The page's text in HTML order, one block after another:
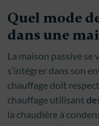
Quel mode
dans une
La maison passive
s’intégrer dans son
chauffage doit
chauffage utilisant
la chaudière à